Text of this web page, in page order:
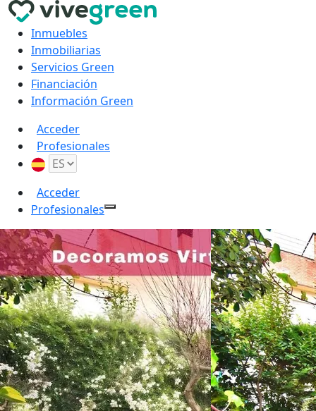
Inmuebles
Inmobiliarias
Servicios Green
Financiación
Información Green
Acceder
Profesionales
Acceder
Profesionales